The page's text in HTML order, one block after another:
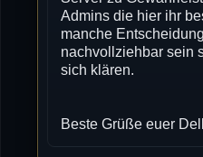
Admins die hier ihr
manche
nachvollziehbar sein
sich klären.
Beste Grüße euer